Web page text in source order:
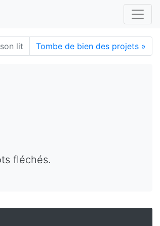
lit Tombe de bien des projets »
fléchés.